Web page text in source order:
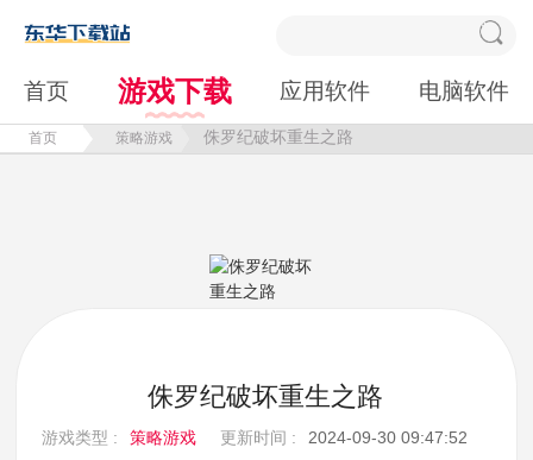
首页 游戏下载 应用软件 电脑软件
首页 策略游戏 侏罗纪破坏重生之路
侏罗纪破坏重生之路
游戏类型 : 策略游戏 更新时间 : 2024-09-30 09:47:52